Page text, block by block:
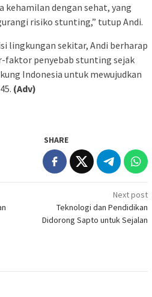
kehamilan dengan sehat, yang
risiko stunting,” tutup Andi.
lingkungan sekitar, Andi berharap
penyebab stunting sejak
Indonesia untuk mewujudkan
(Adv)
SHARE
Next post
Teknologi dan Pendidikan
Didorong Sapto untuk Sejalan